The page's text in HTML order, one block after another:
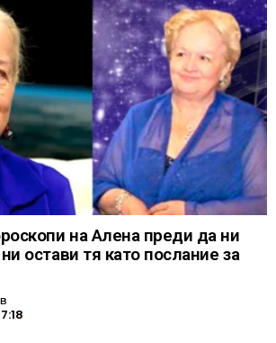
на Алена преди да ни
остави тя като послание за